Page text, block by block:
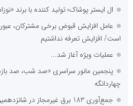
ال ایستر پوشاک؛ تولید کننده با برند
عامل افزایش قبوض برخی مشترکان،
است/ افزایش تعرفه نداشتیم
عملیات ویژه آغاز شد...
پنجمین مانور سراسری «صد شب، صد
چهاردانگه
جمع‌آوری 183 برق غیرمجاز در